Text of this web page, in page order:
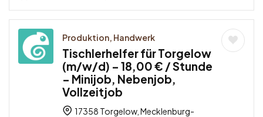
Produktion, Handwerk
Tischlerhelfer für Torgelow
(m/w/d) – 18,00 € / Stunde
– Minijob, Nebenjob,
Vollzeitjob
17358 Torgelow, Mecklenburg-